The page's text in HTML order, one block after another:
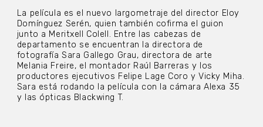
La película es el nuevo largometraje del director Eloy
Domínguez Serén, quien también cofirma el guion
junto a Meritxell Colell. Entre las cabezas de
departamento se encuentran la directora de
fotografía Sara Gallego Grau, directora de arte
Melania Freire, el montador Raúl Barreras y los
productores ejecutivos Felipe Lage Coro y Vicky Miha.
Sara está rodando la película con la cámara Alexa 35
y las ópticas Blackwing T.